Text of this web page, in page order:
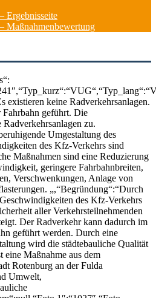
Ergebnisseite
Maßnahmenbewertung
existieren keine Radverkehrsanlagen.
geführt. Die
Radverkehrsanlagen zu.
Umgestaltung des
des Kfz-Verkehrs sind
Maßnahmen sind eine Reduzierung
geringere Fahrbahnbreiten,
Verschwenkungen, Anlage von
„,“Begründung“:“Durch
des Kfz-Verkehrs
aller Verkehrsteilnehmenden
Der Radverkehr kann dadurch im
geführt werden. Durch eine
wird die städtebauliche Qualität
eine Maßnahme aus dem
Rotenburg an der Fulda
Umwelt,